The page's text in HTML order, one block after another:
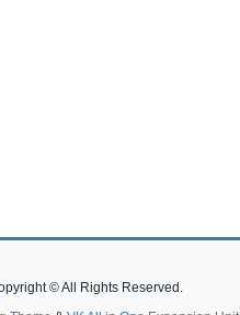
© All Rights Reserved.